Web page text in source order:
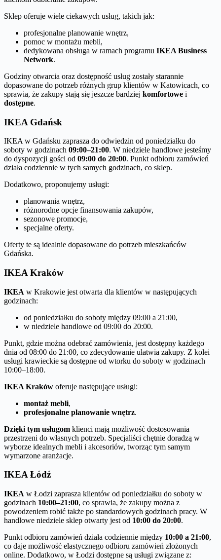
Sklep oferuje wiele ciekawych usług, takich jak:
profesjonalne planowanie wnętrz,
pomoc w montażu mebli,
dedykowana obsługa w ramach programu IKEA Business
Network.
Godziny otwarcia oraz dostępność usług zostały starannie
dopasowane do potrzeb różnych grup klientów w Katowicach, co
sprawia, że zakupy stają się jeszcze bardziej komfortowe i
dostępne.
IKEA Gdańsk
IKEA w Gdańsku zaprasza do odwiedzin od poniedziałku do
soboty w godzinach 09:00–21:00. W niedziele handlowe jesteśmy
do dyspozycji gości od 09:00 do 20:00. Punkt odbioru zamówień
działa codziennie w tych samych godzinach, co sklep.
Dodatkowo, proponujemy usługi:
planowania wnętrz,
różnorodne opcje finansowania zakupów,
sezonowe promocje,
specjalne oferty.
Oferty te są idealnie dopasowane do potrzeb mieszkańców
Gdańska.
IKEA Kraków
IKEA w Krakowie jest otwarta dla klientów w następujących
godzinach:
od poniedziałku do soboty między 09:00 a 21:00,
w niedziele handlowe od 09:00 do 20:00.
Punkt, gdzie można odebrać zamówienia, jest dostępny każdego
dnia od 08:00 do 21:00, co zdecydowanie ułatwia zakupy. Z kolei
usługi krawieckie są dostępne od wtorku do soboty w godzinach
10:00–18:00.
IKEA Kraków oferuje następujące usługi:
montaż mebli,
profesjonalne planowanie wnętrz.
Dzięki tym usługom klienci mają możliwość dostosowania
przestrzeni do własnych potrzeb. Specjaliści chętnie doradzą w
wyborze idealnych mebli i akcesoriów, tworząc tym samym
wymarzone aranżacje.
IKEA Łódź
IKEA w Łodzi zaprasza klientów od poniedziałku do soboty w
godzinach 10:00–21:00, co sprawia, że zakupy można z
powodzeniem robić także po standardowych godzinach pracy. W
handlowe niedziele sklep otwarty jest od 10:00 do 20:00.
Punkt odbioru zamówień działa codziennie między 10:00 a 21:00,
co daje możliwość elastycznego odbioru zamówień złożonych
online. Dodatkowo, w Łodzi dostępne są usługi związane z: